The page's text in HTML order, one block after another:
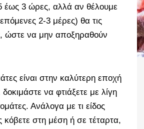
έως 3 ώρες, αλλά αν θέλουμε
2-3 μέρες) θα τις
ώστε να μην αποξηραθούν
είναι στην καλύτερη εποχή
να φτιάξετε με λίγη
Ανάλογα με τι είδος
κόβετε στη μέση ή σε τέταρτα,